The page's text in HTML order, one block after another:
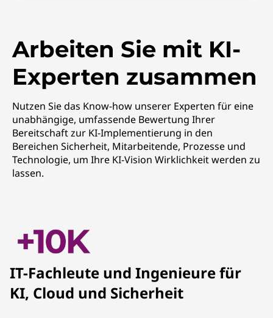
Arbeiten Sie mit KI-
Experten zusammen
Nutzen Sie das Know-how unserer Experten für eine
unabhängige, umfassende Bewertung Ihrer
Bereitschaft zur KI-Implementierung in den
Bereichen Sicherheit, Mitarbeitende, Prozesse und
Technologie, um Ihre KI-Vision Wirklichkeit werden zu
lassen.
IT-Fachleute und Ingenieure für
KI, Cloud und Sicherheit